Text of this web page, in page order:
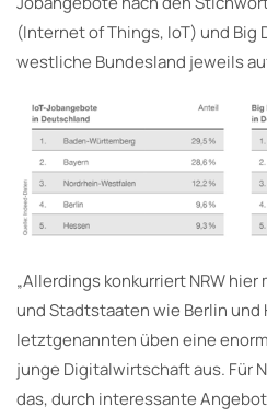
(Internet of Things, IoT) und Big
westliche Bundesland jeweils
„Allerdings konkurriert NRW
und Stadtstaaten wie Berlin und
letztgenannten üben eine
junge Digitalwirtschaft aus. Für
das, durch interessante